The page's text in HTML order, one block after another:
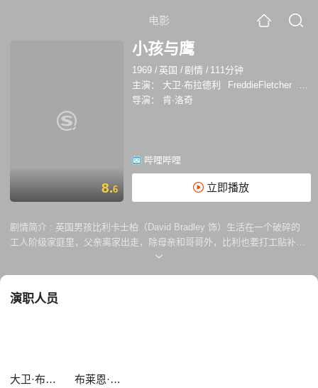
电影
8.6
小孩与鹰
1969 / 英国 /剧情 / 111分钟
主演：
大卫·布拉德利 FreddieFletcher
琳
导演：
肯·洛奇
哔哩哔哩
立即播放
剧情简介 : 英国男孩比利卡士柏（David Bradley 饰）生活在一个破碎的
工人阶级家庭里，父亲离家出走，除母亲和哥哥外，比利也要打工贴补家
用。在学校里比利捣蛋或者逃课看漫画书，从中找寻这个年龄应有的快
电影奖最佳导演、最佳电影提名、最佳男配角、最佳新人、最佳编剧以及
演职人员
大卫·布拉德利 布莱恩·格洛弗